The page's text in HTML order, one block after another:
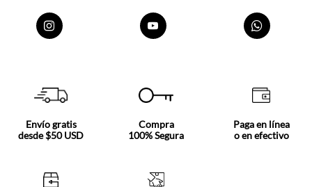
Envío gratis
desde $50 USD
Compra
100% Segura
Paga en línea
o en efectivo